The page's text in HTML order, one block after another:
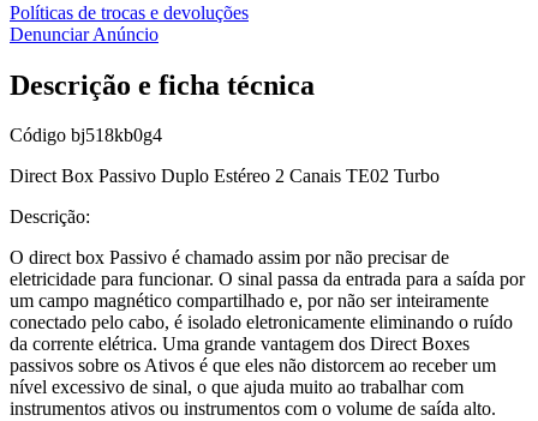
Políticas de trocas e devoluções
Denunciar Anúncio
Descrição e ficha técnica
Código bj518kb0g4
Direct Box Passivo Duplo Estéreo 2 Canais TE02 Turbo
Descrição:
O direct box Passivo é chamado assim por não precisar de
eletricidade para funcionar. O sinal passa da entrada para a saída por
um campo magnético compartilhado e, por não ser inteiramente
conectado pelo cabo, é isolado eletronicamente eliminando o ruído
da corrente elétrica. Uma grande vantagem dos Direct Boxes
passivos sobre os Ativos é que eles não distorcem ao receber um
nível excessivo de sinal, o que ajuda muito ao trabalhar com
instrumentos ativos ou instrumentos com o volume de saída alto.